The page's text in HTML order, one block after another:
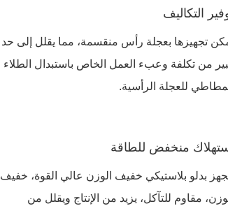
التكاليف
تجهيزها بعجلة رأس منقسمة، مما يقلل إلى حد
من تكلفة وعبء العمل الخاص باستبدال الطلاء
للعجلة الرأسية.
منخفض للطاقة
بدلو بلاستيكي خفيف الوزن عالي القوة، خفيف
مقاوم للتآكل، يزيد من الإنتاج ويقلل من